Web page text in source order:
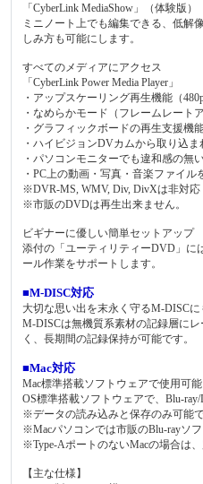
「CyberLink MediaShow」（体験版）
ミニノート上でも編集できる、低解
しみ方も可能にします。
すべてのメディアにアクセス
「CyberLink Power Media Player」
・アップスケーリング再生機能（
・なめらかモード（フレームレート
・グラフィックボードの再生支援機
・ハイビジョンDVカムから取り込
・パソコンモニターでも違和感の無
・PC上の動画・写真・音楽ファイ
※DVR-MS, WMV, Div, DivXは非対応
※市販のDVDは再生出来ません。
ビギナーに優しい簡単セットアップ
添付の「ユーティリティーDVD」に
ール作業をサポートします。
■M-DISC対応
大切な思い出を末永く守るM-DISCに
M-DISCは無機質系素材の記録層に
く、長期間の記録保持が可能です。
■Mac対応
Mac標準搭載ソフトウェアで使用可能
OS標準搭載ソフトウェアで、Blu-
※データの読み込みと保存のみ可能で
※Macパソコンでは市販のBlu-rayソフ
※Type-AポートのないMacの場合は
【主な仕様】